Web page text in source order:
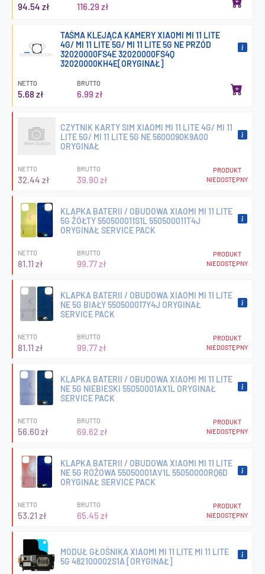
94.54 zł 116.29 zł
TAŚMA KLEJĄCA KAMERY XIAOMI MI 11 LITE
4G/ MI 11 LITE 5G/ MI 11 LITE 5G NE PRZÓD
32020000FS4E 32020000FS4Q
32020000KH4E[ORYGINAŁ]
NETTO
5.68 zł
BRUTTO
6.99 zł
CZYTNIK KARTY SIM XIAOMI MI 11 LITE 4G/ MI 11
LITE 5G/ MI 11 LITE 5G NE 5600090K9A00
ORYGINAŁ
NETTO
32.44 zł
BRUTTO
39.90 zł
PRODUKT
NIEDOSTĘPNY
KLAPKA BATERII / OBUDOWA XIAOMI MI 11 LITE
5G ŻÓŁTY 550500011S1L 550500011T4J
ORYGINAŁ SERVICE PACK
NETTO
81.11 zł
BRUTTO
99.77 zł
PRODUKT
NIEDOSTĘPNY
KLAPKA BATERII / OBUDOWA XIAOMI MI 11 LITE
NE 5G BIAŁY 550500017Y4J ORYGINAŁ
SERVICE PACK
NETTO
81.11 zł
BRUTTO
99.77 zł
PRODUKT
NIEDOSTĘPNY
KLAPKA BATERII / OBUDOWA XIAOMI MI 11 LITE
NE 5G NIEBIESKI 55050001AX1L ORYGINAŁ
SERVICE PACK
NETTO
56.60 zł
BRUTTO
69.62 zł
PRODUKT
NIEDOSTĘPNY
KLAPKA BATERII / OBUDOWA XIAOMI MI 11 LITE
NE 5G RÓŻOWA 55050001AV1L 55050000RQ6D
ORYGINAŁ SERVICE PACK
NETTO
53.21 zł
BRUTTO
65.45 zł
PRODUKT
NIEDOSTĘPNY
MODUŁ GŁOŚNIKA XIAOMI MI 11 LITE MI 11 LITE
5G 482100002S1A [ORYGINAŁ]